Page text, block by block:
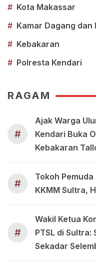
# Kota Makassar
# Kamar Dagang dan
# Kebakaran
# Polresta Kendari
RAGAM
#
Ajak Warga
Kendari Buka
Kebakaran
#
Tokoh
KKMM Sultra,
#
Wakil Ketua
PTSL di
Sekadar